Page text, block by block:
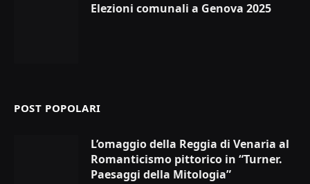
Elezioni comunali a Genova 2025
POST POPOLARI
L’omaggio della Reggia di Venaria al
Romanticismo pittorico in “Turner.
Paesaggi della Mitologia”